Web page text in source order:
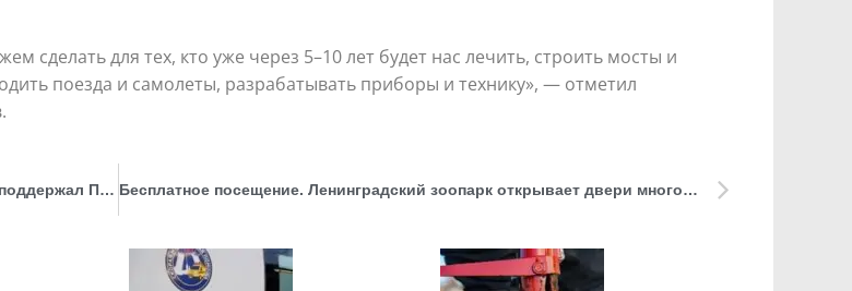
для тех, кто уже через 5–10 лет будет нас лечить, строить мосты и
поезда и самолеты, разрабатывать приборы и технику», — отметил
Идею ректора РАНХиГС возродить Царскосельский лицей поддержал Президент РФ Бесплатное посещение. Ленинградский зоопарк открывает двери многодетным семьям